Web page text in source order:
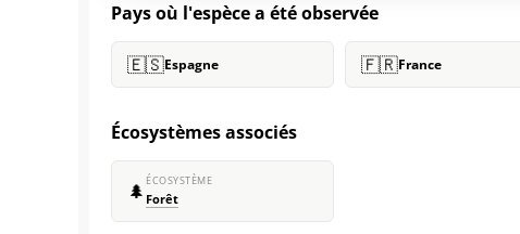
Pays où l'espèce a été observée
🇪🇸Espagne 🇫🇷France
Écosystèmes associés
🌲 ÉCOSYSTÈME
Forêt